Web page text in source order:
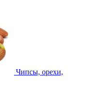
Чипсы, орехи,